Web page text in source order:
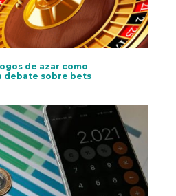
de azar como
debate sobre bets